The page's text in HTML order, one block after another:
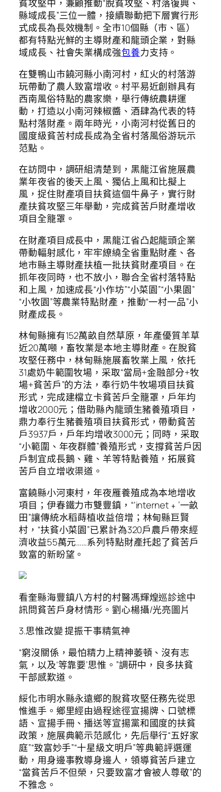
貧攻堅中，兼顧推動“脫貧攻堅、村落復興、
縣域成長”三位一體，接續聯動把下層實行形
式成長為長效機制。全市10個縣（市、區）
都有特點光鮮的主導財產和龍頭企業，對縣
域成長、社會失業構成強包養力支持。
在雙鴨山市饒河縣小南河村，紅火的村落游
玩帶動了農人致富增收。村平易近創辦具有
西南風俗特點的農家樂，舉行傳統農耕運
動，打造以小南河辣椒醬、酒肆為代表的特
點村落財產。兩年時光，小南河村從舊日的
國度級貧苦村成長成為全省村落風俗游玩示
范點。
在訪問中，調研組清楚到，黑龍江省施展農
業年夜省的後天上風、獨佔上風和比擬上
風，捉住財產項目扶貧這個牛鼻子，實行財
產扶貧攻堅三年舉動，完成貧苦戶財產增收
項目全籠罩。
在財產項目成長中，黑龍江省凸起龍頭企業
帶動輻射感化，牢牢繚繞全省重點財產、各
地市縣主導財產扶植一批扶貧財產項目。在
抓年夜同時，也不放小，聯合全省村落特點
和上風，加速成長“小作坊”“小菜園”“小果園”
“小牧園”等農業特點財產，推動“一村一品”小
財產成長。
林甸縣擁有152萬畝自然草原，年產優質羊草
近20萬噸，畜牧業是本地主導財產。在脫貧
攻堅任務中，林甸縣施展畜牧業上風，依托
31處奶牛範圍牧場，采取“當局+金融部分+牧
場+貧苦戶”的方法，奉行奶牛牧場項目扶貧
形式，完成建檔立卡貧苦戶全籠罩，戶年均
增收2000元；借助縣內龍頭生豬養殖項目，
鼎力奉行生豬養殖項目扶貧形式，帶動貧苦
戶3937戶，戶年均增收3000元；同時，采取
“小範圍、年夜群體”養殖形式，支撐貧苦戶因
戶制宜成長鵝、雞、羊等特點養殖，拓展貧
苦戶自立增收渠道。
富饒縣小河東村，年夜雁養殖成為本地增收
項目；伊春鐵力市雙豐鎮，“‘internet﹢’一畝
田”讓傳統水稻蒔植收益倍增；林甸縣巨賢
村，“扶貧小菜園”已累計為320戶農戶帶來經
濟收益55萬元……系列特點財產托起了貧苦戶
致富的新盼望。
看奎縣海豐鎮八方村的村醫馮輝煌巡診途中
訊問貧苦戶身材情形。劉心楊攝/光亮圖片
3.思惟改變 提振干事精氣神
“窮沒關係，最怕精力上精神萎頓、沒有志
氣，以及‘等靠要’思惟。”調研中，良多扶貧
干部感歎道。
綏化市明水縣永遠鄉的脫貧攻堅任務先從思
惟進手。鄉里經由過程途徑宣揚牌、口號標
語、宣揚手冊、播送等宣揚黨和國度的扶貧
政策，施展典範示范感化，先后舉行“五好家
庭”“致富妙手”“十星級文明戶”等典範評選運
動，用身邊事教導身邊人，領導貧苦戶建立
“當貧苦戶不但榮，只要致富才會被人尊敬”的
不雅念。